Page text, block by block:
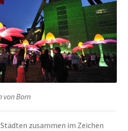
von Born
zusammen im Zeichen